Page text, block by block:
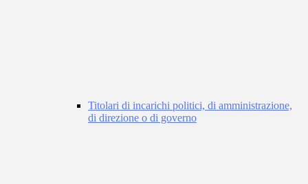
Titolari di incarichi politici, di amministrazione,
di direzione o di governo